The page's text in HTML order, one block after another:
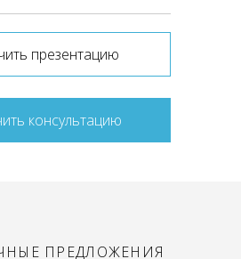
презентацию
консультацию
ПРЕДЛОЖЕНИЯ